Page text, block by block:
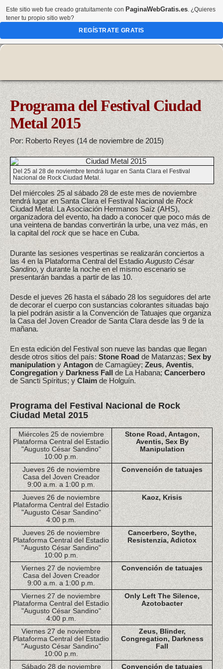
Programa del Festival Ciudad
Metal 2015
Por: Roberto Reyes (14 de noviembre de 2015)
Del 25 al 28 de noviembre tendrá lugar en Santa Clara el Festival
Nacional de Rock Ciudad Metal.
Del miércoles 25 al sábado 28 de este mes de noviembre
tendrá lugar en Santa Clara el Festival Nacional deRock
Ciudad Metal. La Asociación Hermanos Saíz (AHS),
organizadora del evento, ha dado a conocer que poco más de
una veintena de bandas convertirán la urbe, una vez más, en
la capital delrock que se hace en Cuba.
Durante las sesiones vespertinas se realizarán conciertos a
las 4 en la Plataforma Central del EstadioAugusto César
Sandino, y durante la noche en el mismo escenario se
presentarán bandas a partir de las 10.
Desde el jueves 26 hasta el sábado 28 los seguidores del arte
de decorar el cuerpo con sustancias colorantes situadas bajo
la piel podrán asistir a la Convención de Tatuajes que organiza
la Casa del Joven Creador de Santa Clara desde las 9 de la
mañana.
En esta edición del Festival son nueve las bandas que llegan
desde otros sitios del país:Stone Roadde Matanzas;Sex by
manipulationyAntagonde Camagüey;Zeus,Aventis,
CongregationyDarkness Fallde La Habana;Cancerbero
de Sancti Spíritus; yClaimde Holguín.
Programa del Festival Nacional de Rock
Ciudad Metal 2015
Miércoles 25 de noviembre
Plataforma Central del Estadio
"Augusto César Sandino"
10:00 p.m.
Stone Road, Antagon,
Aventis, Sex By
Manipulation
Jueves 26 de noviembre
Casa del Joven Creador
9:00 a.m. a 1:00 p.m.
Convención de tatuajes
Jueves 26 de noviembre
Plataforma Central del Estadio
"Augusto César Sandino"
4:00 p.m.
Kaoz, Krisis
Jueves 26 de noviembre
Plataforma Central del Estadio
"Augusto César Sandino"
10:00 p.m.
Cancerbero, Scythe,
Resistenzia, Adictox
Viernes 27 de noviembre
Casa del Joven Creador
9:00 a.m. a 1:00 p.m.
Convención de tatuajes
Viernes 27 de noviembre
Plataforma Central del Estadio
"Augusto César Sandino"
4:00 p.m.
Only Left The Silence,
Azotobacter
Viernes 27 de noviembre
Plataforma Central del Estadio
"Augusto César Sandino"
10:00 p.m.
Zeus, Blinder,
Congregation, Darkness
Fall
Sábado 28 de noviembre Convención de tatuajes
Este sitio web fue creado gratuitamente con PaginaWebGratis.es. ¿Quieres
tener tu propio sitio web?
REGÍSTRATE GRATIS